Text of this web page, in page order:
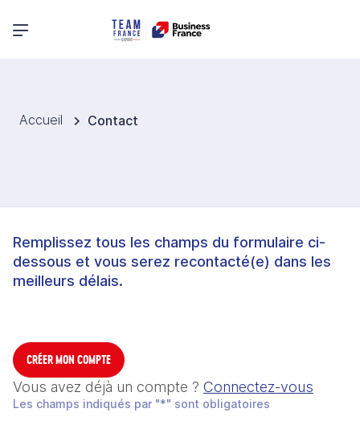
Menu principal
Accueil Contact
Remplissez tous les champs du formulaire ci-
dessous et vous serez recontacté(e) dans les
meilleurs délais.
CRÉER MON COMPTE
Vous avez déjà un compte ? Connectez-vous
Les champs indiqués par "*" sont obligatoires